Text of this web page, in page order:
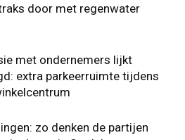
door met regenwater
met ondernemers lijkt
extra parkeerruimte tijdens
zo denken de partijen